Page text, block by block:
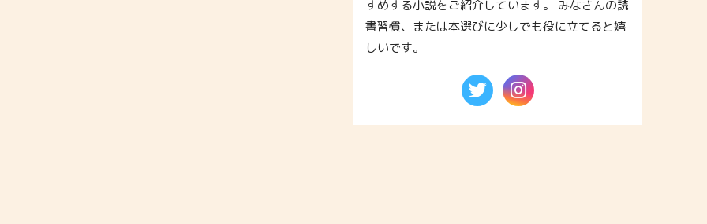
すめする小説をご紹介しています。 みなさんの読
書習慣、または本選びに少しでも役に立てると嬉
しいです。